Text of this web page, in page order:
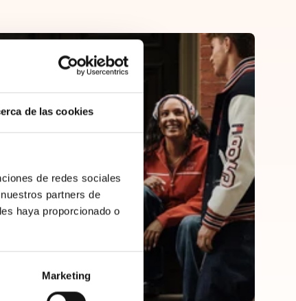
de las cookies
de redes sociales
partners de
haya proporcionado o
Marketing